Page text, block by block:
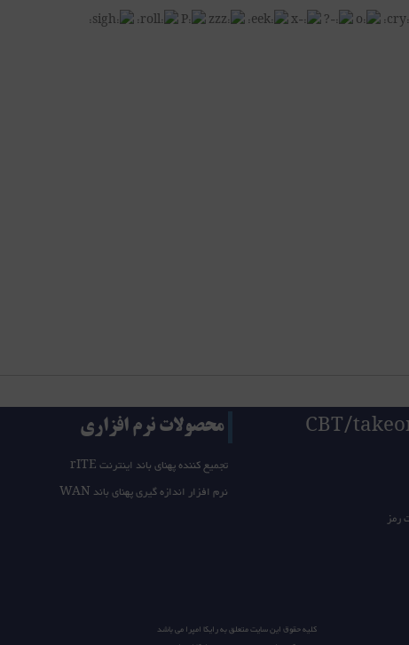
رمز
محصولات نرم افزاری
تجمیع کننده پهنای باند اینترنت rITE
نرم افزار اندازه گیری پهنای باند WAN
کلیه حقوق این سایت متعلق بهرایکا امپرامی باشد